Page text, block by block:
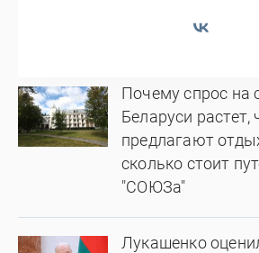
Почему спрос на
Беларуси растет,
предлагают
сколько стоит
"СОЮЗа"
Лукашенко